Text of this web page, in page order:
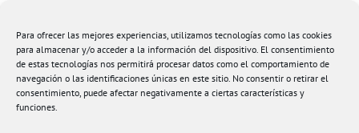
Para ofrecer las mejores experiencias, utilizamos tecnologías como las cookies
para almacenar y/o acceder a la información del dispositivo. El consentimiento
de estas tecnologías nos permitirá procesar datos como el comportamiento de
navegación o las identificaciones únicas en este sitio. No consentir o retirar el
consentimiento, puede afectar negativamente a ciertas características y
funciones.
navegador para la próxima vez que comente.